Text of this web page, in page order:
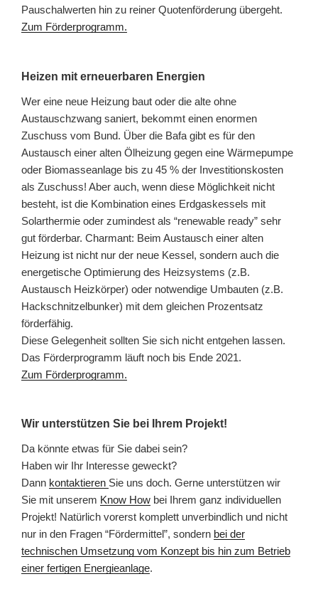
Pauschalwerten hin zu reiner Quotenförderung übergeht.
Zum Förderprogramm.
Heizen mit erneuerbaren Energien
Wer eine neue Heizung baut oder die alte ohne
Austauschzwang saniert, bekommt einen enormen
Zuschuss vom Bund. Über die Bafa gibt es für den
Austausch einer alten Ölheizung gegen eine Wärmepumpe
oder Biomasseanlage bis zu 45 % der Investitionskosten
als Zuschuss! Aber auch, wenn diese Möglichkeit nicht
besteht, ist die Kombination eines Erdgaskessels mit
Solarthermie oder zumindest als “renewable ready” sehr
gut förderbar. Charmant: Beim Austausch einer alten
Heizung ist nicht nur der neue Kessel, sondern auch die
energetische Optimierung des Heizsystems (z.B.
Austausch Heizkörper) oder notwendige Umbauten (z.B.
Hackschnitzelbunker) mit dem gleichen Prozentsatz
förderfähig.
Diese Gelegenheit sollten Sie sich nicht entgehen lassen.
Das Förderprogramm läuft noch bis Ende 2021.
Zum Förderprogramm.
Wir unterstützen Sie bei Ihrem Projekt!
Da könnte etwas für Sie dabei sein?
Haben wir Ihr Interesse geweckt?
Dann kontaktieren Sie uns doch. Gerne unterstützen wir
Sie mit unserem Know How bei Ihrem ganz individuellen
Projekt! Natürlich vorerst komplett unverbindlich und nicht
nur in den Fragen “Fördermittel”, sondern bei der
technischen Umsetzung vom Konzept bis hin zum Betrieb
einer fertigen Energieanlage.